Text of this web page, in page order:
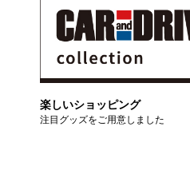
楽しいショッピング
注目グッズをご用意しました